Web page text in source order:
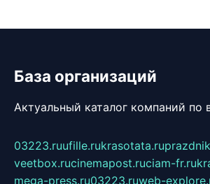
База организаций
Актуальный каталог компаний по
03223.ruufille.rukrasotata.ru
veetbox.rucinemapost.ruciam-fr.ru
mega-press.ru03223.ruweb-